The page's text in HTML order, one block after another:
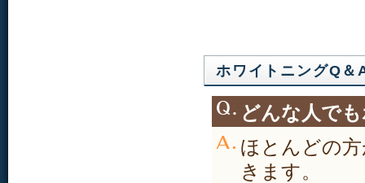
ホワイトニングQ＆
どんな人で
ほとんどの
きます。